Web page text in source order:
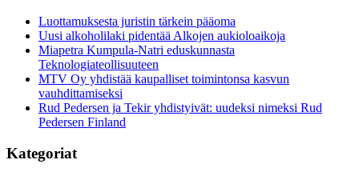
Luottamuksesta juristin tärkein pääoma
Uusi alkoholilaki pidentää Alkojen aukioloaikoja
Miapetra Kumpula-Natri eduskunnasta
Teknologiateollisuuteen
MTV Oy yhdistää kaupalliset toimintonsa kasvun
vauhdittamiseksi
Rud Pedersen ja Tekir yhdistyivät: uudeksi nimeksi Rud
Pedersen Finland
Kategoriat